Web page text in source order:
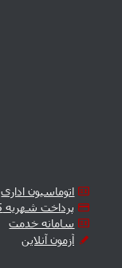
اتوماسیون اداری
پرداخت شهریه 1405-1406
سامانه خدمت
آزمون آنلاین